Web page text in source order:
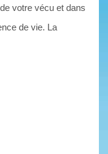
votre vécu et dans
de vie. La